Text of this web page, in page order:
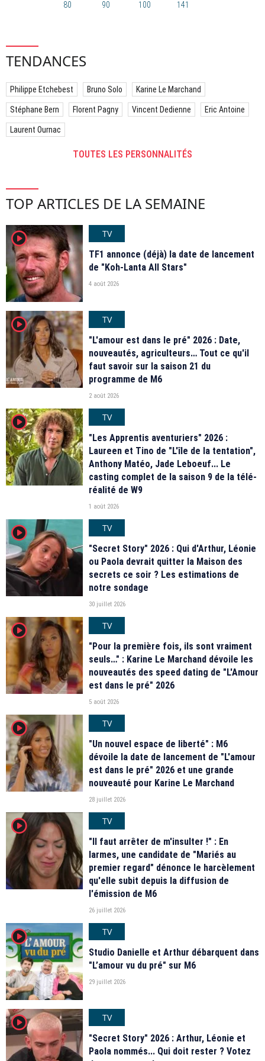
80 90 100 141
TENDANCES
Philippe Etchebest Bruno Solo Karine Le Marchand
Stéphane Bern Florent Pagny Vincent Dedienne Eric Antoine
Laurent Ournac
TOUTES LES PERSONNALITÉS
TOP ARTICLES DE LA SEMAINE
player2
TV
TF1 annonce (déjà) la date de lancement
de "Koh-Lanta All Stars"
4 août 2026
player2
TV
"L'amour est dans le pré" 2026 : Date,
nouveautés, agriculteurs… Tout ce qu'il
faut savoir sur la saison 21 du
programme de M6
2 août 2026
player2
TV
"Les Apprentis aventuriers" 2026 :
Laureen et Tino de "L'île de la tentation",
Anthony Matéo, Jade Leboeuf... Le
casting complet de la saison 9 de la télé-
réalité de W9
1 août 2026
player2
TV
"Secret Story" 2026 : Qui d'Arthur, Léonie
ou Paola devrait quitter la Maison des
secrets ce soir ? Les estimations de
notre sondage
30 juillet 2026
player2
TV
"Pour la première fois, ils sont vraiment
seuls…" : Karine Le Marchand dévoile les
nouveautés des speed dating de "L'Amour
est dans le pré" 2026
5 août 2026
player2
TV
"Un nouvel espace de liberté" : M6
dévoile la date de lancement de "L'amour
est dans le pré" 2026 et une grande
nouveauté pour Karine Le Marchand
28 juillet 2026
player2
TV
"Il faut arrêter de m'insulter !" : En
larmes, une candidate de "Mariés au
premier regard" dénonce le harcèlement
qu'elle subit depuis la diffusion de
l'émission de M6
26 juillet 2026
player2
TV
Studio Danielle et Arthur débarquent dans
"L’amour vu du pré" sur M6
29 juillet 2026
player2
TV
"Secret Story" 2026 : Arthur, Léonie et
Paola nommés... Qui doit rester ? Votez